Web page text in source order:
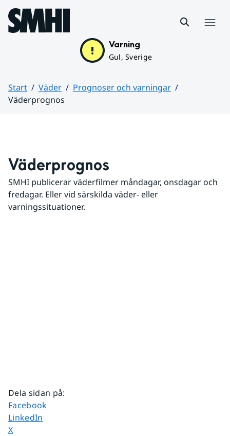
Hoppa till sidans innehåll
Varning
Gul, Sverige
Start Väder
Prognoser och varningar
Väderprognos
Väderprognos
SMHI publicerar väderfilmer måndagar, onsdagar och
fredagar. Eller vid särskilda väder- eller
varningssituationer.
Dela sidan på:
Dela sidan på
Facebook
Dela sidan på
LinkedIn
Dela sidan på
X